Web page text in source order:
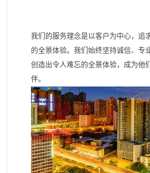
我们的服务理念是以客户为中心，追
的全景体验。我们始终坚持诚信、专
创造出令人难忘的全景体验，成为他
伴。